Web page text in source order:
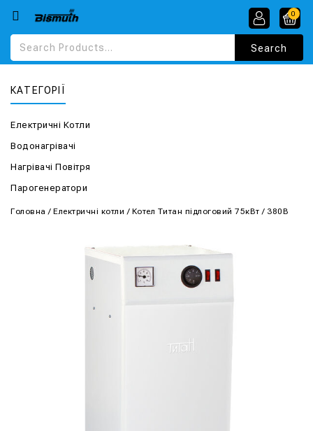
0
КАТЕГОРІЇ
Електричні Котли
Водонагрівачі
Нагрівачі Повітря
Парогенератори
Головна / Електричні котли / Котел Титан підлоговий 75кВт / 380В